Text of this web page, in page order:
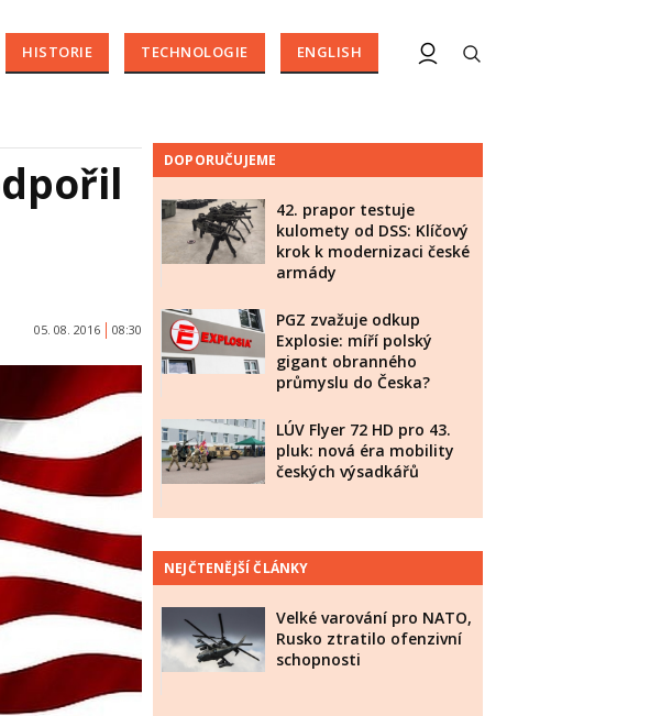
HISTORIE TECHNOLOGIE ENGLISH
05. 08. 2016 08:30
DOPORUČUJEME
42. prapor testuje
kulomety od DSS: Klíčový
krok k modernizaci české
armády
PGZ zvažuje odkup
Explosie: míří polský
gigant obranného
průmyslu do Česka?
LÚV Flyer 72 HD pro 43.
pluk: nová éra mobility
českých výsadkářů
NEJČTENĚJŠÍ ČLÁNKY
Velké varování pro NATO,
Rusko ztratilo ofenzivní
schopnosti